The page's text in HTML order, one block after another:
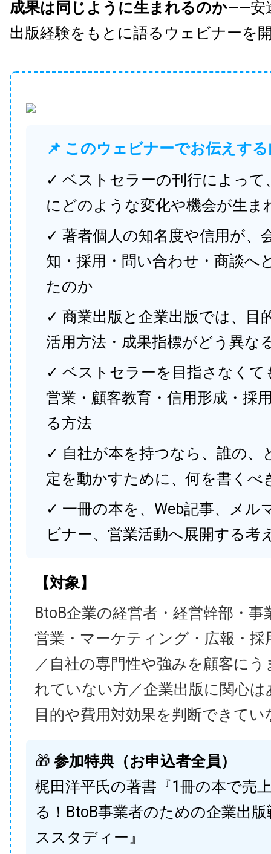
成果は同じように生まれるのか——安
出版経験をもとに語るウェビナーを
📌 このウェビナーでお伝えす
✓ ベストセラーの刊行によって
にどのような変化や機会が生ま
✓ 著者個人の知名度や信用が、
知・採用・問い合わせ・商談へ
たのか
✓ 商業出版と企業出版では、目
活用方法・成果指標がどう異な
✓ ベストセラーを目指さなくて
営業・顧客教育・信用形成・採
る方法
✓ 自社が本を持つなら、誰の、
定を動かすために、何を書くべ
✓ 一冊の本を、Web記事、メル
ビナー、営業活動へ展開する考
【対象】
BtoB企業の経営者・経営幹部・事
営業・マーケティング・広報・採
／自社の専門性や強みを顧客に
れていない方／企業出版に関心
目的や費用対効果を判断できてい
🎁 参加特典（お申込者全員）
梶田洋平氏の著書『1冊の本で売
る！BtoB事業者のための企業出
ススタディー』